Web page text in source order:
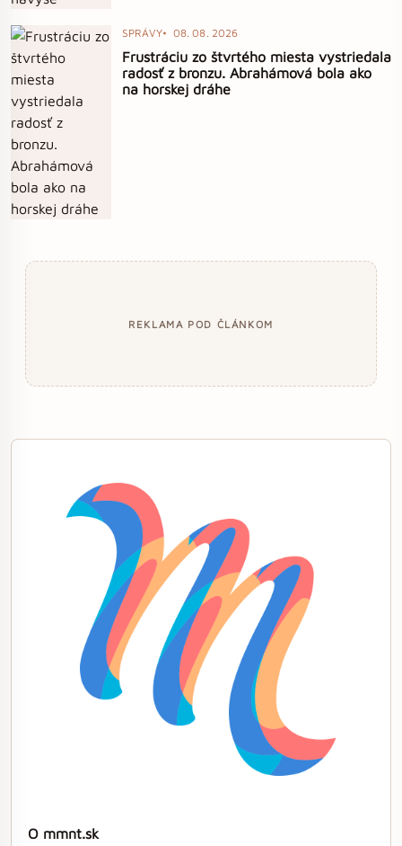
SPRÁVY 08. 08. 2026
Frustráciu zo štvrtého miesta vystriedala
radosť z bronzu. Abrahámová bola ako
na horskej dráhe
REKLAMA POD ČLÁNKOM
O mmnt.sk